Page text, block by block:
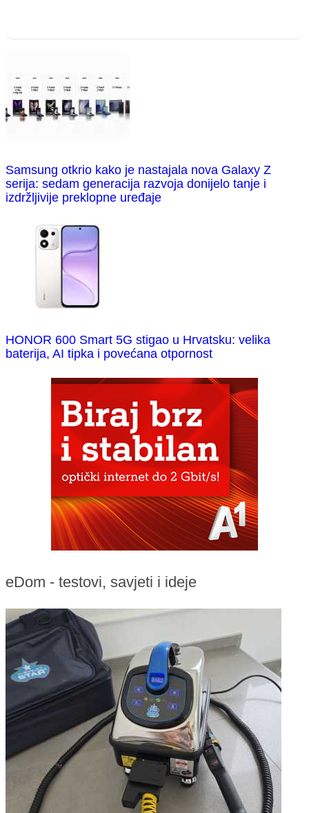
Samsung otkrio kako je nastajala nova Galaxy Z
serija: sedam generacija razvoja donijelo tanje i
izdržljivije preklopne uređaje
HONOR 600 Smart 5G stigao u Hrvatsku: velika
baterija, AI tipka i povećana otpornost
eDom - testovi, savjeti i ideje